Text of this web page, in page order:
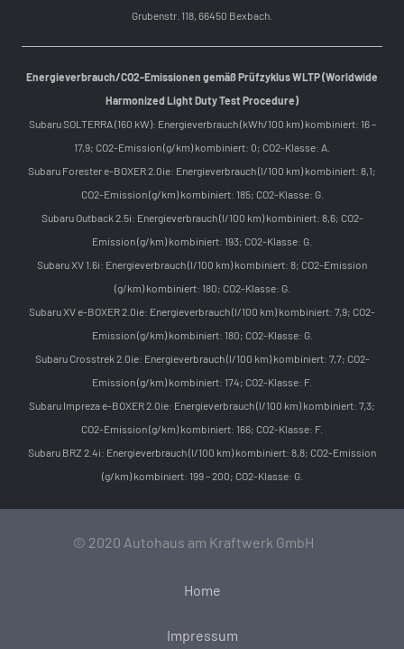
Grubenstr. 118, 66450 Bexbach.
Energieverbrauch/CO2-Emissionen gemäß Prüfzyklus WLTP (Worldwide
Harmonized Light Duty Test Procedure)
Subaru SOLTERRA (160 kW): Energieverbrauch (kWh/100 km) kombiniert: 16 –
17,9; CO2-Emission (g/km) kombiniert: 0; CO2-Klasse: A.
Subaru Forester e-BOXER 2.0ie: Energieverbrauch (l/100 km) kombiniert: 8,1;
CO2-Emission (g/km) kombiniert: 185; CO2-Klasse: G.
Subaru Outback 2.5i: Energieverbrauch (l/100 km) kombiniert: 8,6; CO2-
Emission (g/km) kombiniert: 193; CO2-Klasse: G.
Subaru XV 1.6i: Energieverbrauch (l/100 km) kombiniert: 8; CO2-Emission
(g/km) kombiniert: 180; CO2-Klasse: G.
Subaru XV e-BOXER 2.0ie: Energieverbrauch (l/100 km) kombiniert: 7,9; CO2-
Emission (g/km) kombiniert: 180; CO2-Klasse: G.
Subaru Crosstrek 2.0ie: Energieverbrauch (l/100 km) kombiniert: 7,7; CO2-
Emission (g/km) kombiniert: 174; CO2-Klasse: F.
Subaru Impreza e-BOXER 2.0ie: Energieverbrauch (l/100 km) kombiniert: 7,3;
CO2-Emission (g/km) kombiniert: 166; CO2-Klasse: F.
Subaru BRZ 2.4i: Energieverbrauch (l/100 km) kombiniert: 8,8; CO2-Emission
(g/km) kombiniert: 199 – 200; CO2-Klasse: G.
© 2020 Autohaus am Kraftwerk GmbH
Home
Impressum